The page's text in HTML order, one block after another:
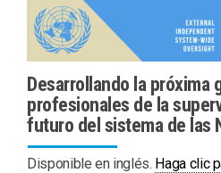
Desarrollando la próxima
profesionales de la
futuro del sistema de las
Disponible en inglés. Haga clic